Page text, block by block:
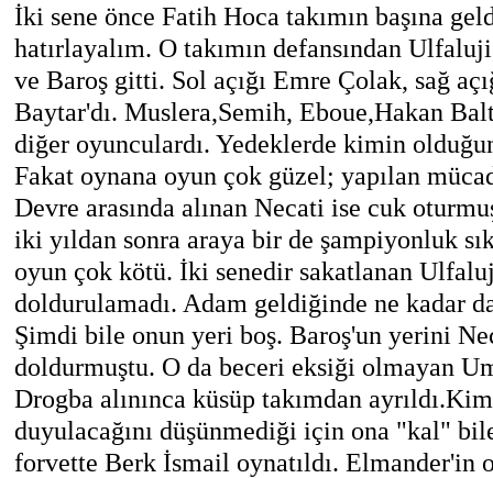
İki sene önce Fatih Hoca takımın başına
hatırlayalım. O takımın defansından
ve Baroş gitti. Sol açığı Emre
Baytar'dı. Muslera,Semih, Eboue,Hakan
diğer oyunculardı. Yedeklerde kimin
Fakat oynana oyun çok güzel; yapılan
Devre arasında alınan Necati ise cuk
iki yıldan sonra araya bir de şampiyonluk
oyun çok kötü. İki senedir sakatlanan
doldurulamadı. Adam geldiğinde ne kadar
Şimdi bile onun yeri boş. Baroş'un yerini
doldurmuştu. O da beceri eksiği olmayan
Drogba alınınca küsüp takımdan
duyulacağını düşünmediği için ona "kal"
forvette Berk İsmail oynatıldı. Elmander'in